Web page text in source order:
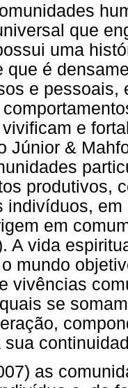
que
uma
que é
e pessoais,
e
Júnior &
produtivos,
indivíduos,
em
A vida
mundo
vivências
se
sua
as